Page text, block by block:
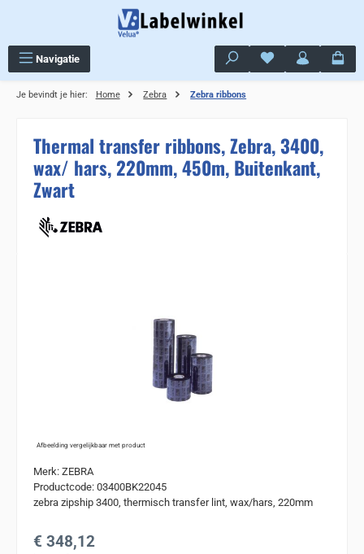
Navigatie Je hebt 0 items op
Je bevindt je hier: Home Zebra Zebra ribbons
Thermal transfer ribbons, Zebra, 3400,
wax/ hars, 220mm, 450m, Buitenkant,
Zwart
Afbeelding vergelijkbaar met product
Merk: ZEBRA
Productcode: 03400BK22045
zebra zipship 3400, thermisch transfer lint, wax/hars, 220mm
Normale prijs:
€ 348,12